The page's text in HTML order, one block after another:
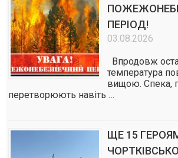
ПЕРІОД!
03.08.2026
Впродовж
температура
вищою. Спека,
перетворюють навіть …
ЩЕ 15